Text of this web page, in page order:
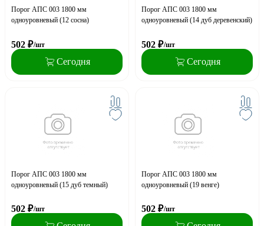
Порог АПС 003 1800 мм
одноуровневый (12 сосна)
502 ₽/шт
Сегодня
Порог АПС 003 1800 мм
одноуровневый (14 дуб деревенский)
502 ₽/шт
Сегодня
Порог АПС 003 1800 мм
одноуровневый (15 дуб темный)
502 ₽/шт
Порог АПС 003 1800 мм
одноуровневый (19 венге)
502 ₽/шт